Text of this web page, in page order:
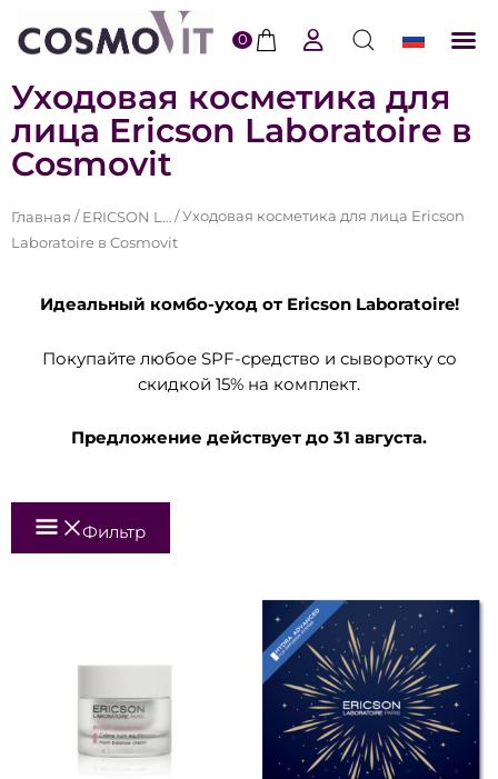
0
Уходовая косметика для
лица Ericson Laboratoire в
Cosmovit
Главная / ERICSON LABORATOIRE в COSMOVIT / Уходовая косметика для лица Ericson
Laboratoire в Cosmovit
Идеальный комбо-уход от Ericson Laboratoire!
Покупайте любое SPF-средство и сыворотку со
скидкой 15% на комплект.
Предложение действует до 31 августа.
Фильтр